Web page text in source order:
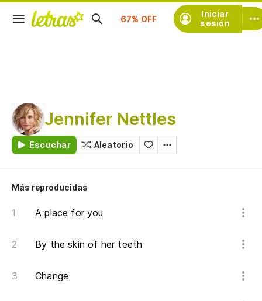
Iniciar
sesión
Suscríbete
Jennifer Nettles
Escuchar Aleatorio
Más reproducidas
A place for you
By the skin of her teeth
Change